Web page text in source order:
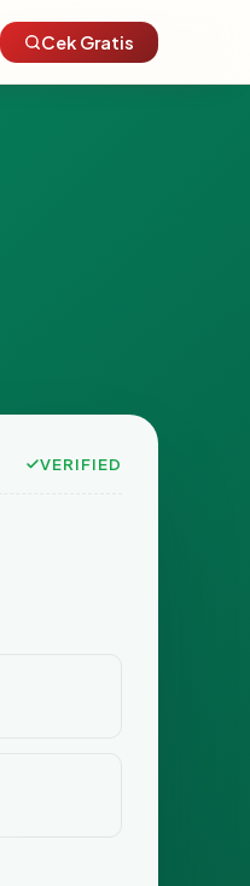
Cek Gratis
VERIFIED